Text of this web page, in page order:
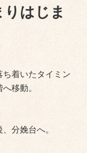
はじま
着いたタイミン
移動。
分娩台へ。